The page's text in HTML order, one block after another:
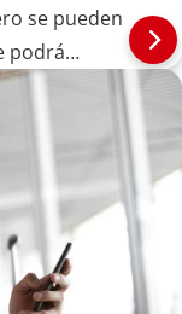
se pueden
podrá
causas que